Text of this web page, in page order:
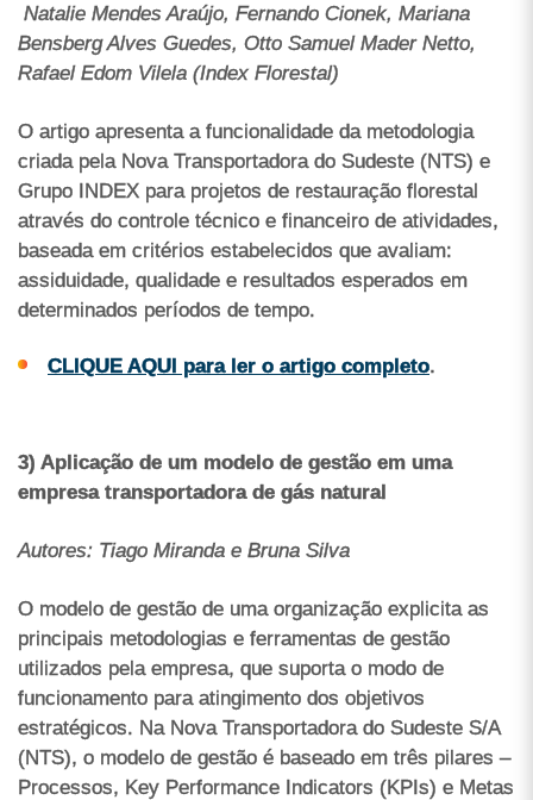
Natalie Mendes Araújo, Fernando Cionek, Mariana
Bensberg Alves Guedes, Otto Samuel Mader Netto,
Rafael Edom Vilela (Index Florestal)
O artigo apresenta a funcionalidade da metodologia
criada pela Nova Transportadora do Sudeste (NTS) e
Grupo INDEX para projetos de restauração florestal
através do controle técnico e financeiro de atividades,
baseada em critérios estabelecidos que avaliam:
assiduidade, qualidade e resultados esperados em
determinados períodos de tempo.
CLIQUE AQUI para ler o artigo completo.
3) Aplicação de um modelo de gestão em uma
empresa transportadora de gás natural
Autores: Tiago Miranda e Bruna Silva
O modelo de gestão de uma organização explicita as
principais metodologias e ferramentas de gestão
utilizados pela empresa, que suporta o modo de
funcionamento para atingimento dos objetivos
estratégicos. Na Nova Transportadora do Sudeste S/A
(NTS), o modelo de gestão é baseado em três pilares –
Processos, Key Performance Indicators (KPIs) e Metas